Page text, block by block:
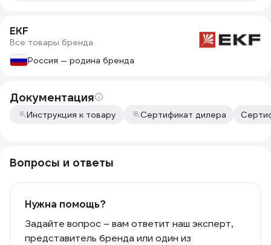
EKF
Все товары бренда
Россия — родина бренда
Документация
Инструкция к товару Сертификат дилера
Вопросы и ответы
Нужна помощь?
Задайте вопрос – вам ответит наш эксперт,
представитель бренда или один из